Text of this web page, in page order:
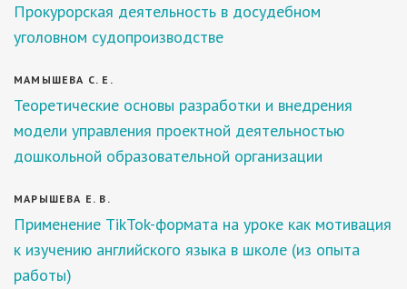
Прокурорская деятельность в досудебном
уголовном судопроизводстве
МАМЫШЕВА С. Е.
Теоретические основы разработки и внедрения
модели управления проектной деятельностью
дошкольной образовательной организации
МАРЫШЕВА Е. В.
Применение TikTok-формата на уроке как мотивация
к изучению английского языка в школе (из опыта
работы)